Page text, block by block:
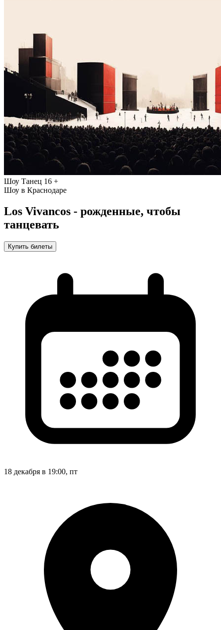
Шоу Танец 16 +
Шоу в Краснодаре
Los Vivancos - рожденные, чтобы
танцевать
Купить билеты
18 декабря в 19:00, пт